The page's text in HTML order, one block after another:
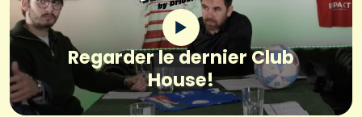
Regarder le dernier Club
House!